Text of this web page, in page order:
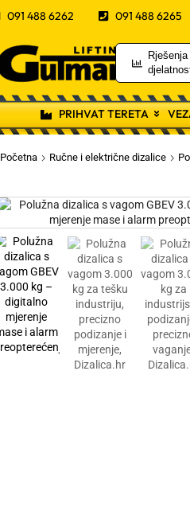
091 488 6262 091 488 6265
PRIHVAT TERETA
Početna Ručne i električne dizalice